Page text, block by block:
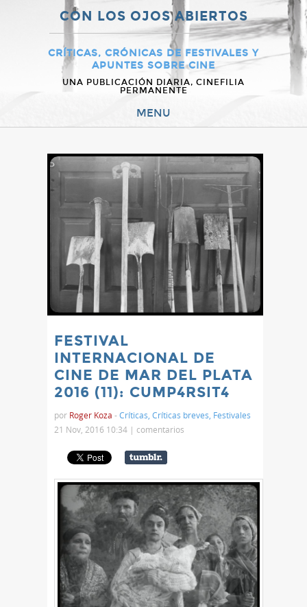
CON LOS OJOS ABIERTOS
CRÍTICAS, CRÓNICAS DE FESTIVALES Y
APUNTES SOBRE CINE
UNA PUBLICACIÓN DIARIA, CINEFILIA
PERMANENTE
MENU
FESTIVAL
INTERNACIONAL DE
CINE DE MAR DEL PLATA
2016 (11): CUMP4RSIT4
por Roger Koza -Críticas, Críticas breves, Festivales
21 Nov, 2016 10:34 | comentarios